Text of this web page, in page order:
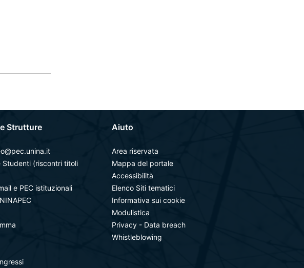
Strutture
Studenti (riscontri titoli
e PEC istituzionali
Aiuto
Area riservata
Mappa del portale
Accessibilità
Elenco Siti tematici
Informativa sui cookie
Modulistica
Privacy - Data breach
Whistleblowing